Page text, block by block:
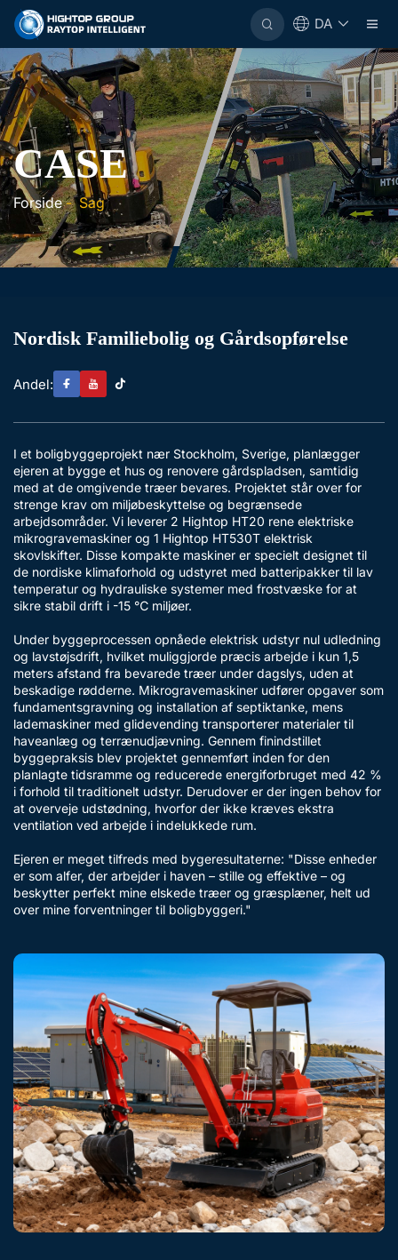
DA
CASE
Forside-Sag
Nordisk Familiebolig og Gårdsopførelse
Andel:
I et boligbyggeprojekt nær Stockholm, Sverige, planlægger
ejeren at bygge et hus og renovere gårdspladsen, samtidig
med at de omgivende træer bevares. Projektet står over for
strenge krav om miljøbeskyttelse og begrænsede
arbejdsområder. Vi leverer 2 Hightop HT20 rene elektriske
mikrogravemaskiner og 1 Hightop HT530T elektrisk
skovlskifter. Disse kompakte maskiner er specielt designet til
de nordiske klimaforhold og udstyret med batteripakker til lav
temperatur og hydrauliske systemer med frostvæske for at
sikre stabil drift i -15 ℃ miljøer.
Under byggeprocessen opnåede elektrisk udstyr nul udledning
og lavstøjsdrift, hvilket muliggjorde præcis arbejde i kun 1,5
meters afstand fra bevarede træer under dagslys, uden at
beskadige rødderne. Mikrogravemaskiner udfører opgaver som
fundamentsgravning og installation af septiktanke, mens
lademaskiner med glidevending transporterer materialer til
haveanlæg og terrænudjævning. Gennem finindstillet
byggepraksis blev projektet gennemført inden for den
planlagte tidsramme og reducerede energiforbruget med 42 %
i forhold til traditionelt udstyr. Derudover er der ingen behov for
at overveje udstødning, hvorfor der ikke kræves ekstra
ventilation ved arbejde i indelukkede rum.
Ejeren er meget tilfreds med bygeresultaterne: "Disse enheder
er som alfer, der arbejder i haven – stille og effektive – og
beskytter perfekt mine elskede træer og græsplæner, helt ud
over mine forventninger til boligbyggeri."